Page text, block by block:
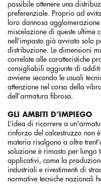
possibile ottenere una
preferenziale. Proprio ad
loro dannosa
miscelazione di queste ultime
nell’impasto già avviato solo
distribuzione. Le dimensioni
correlate alle caratteristiche
consigliabili aggiunte di
avviene secondo le usuali
attenzione nel corso della
dell’armatura fibrosa.
GLI AMBITI D’IMPIEGO
L’idea di ricorrere a
rinforzo del calcestruzzo non
materia risalgono a oltre
soluzione è rimasto per lungo
applicativi, come la
industriali e rivestimenti di
normative tecniche nazionali